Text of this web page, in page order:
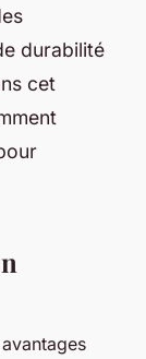
durabilité
cet